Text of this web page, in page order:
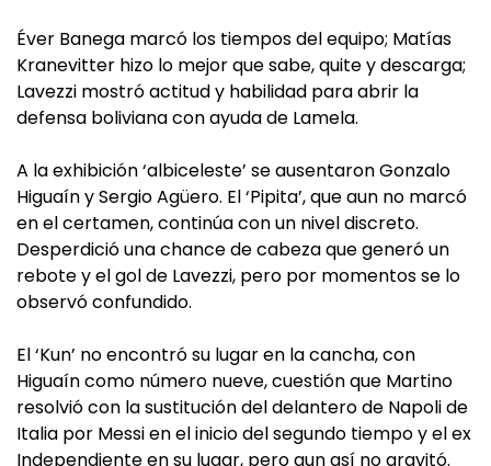
Éver Banega marcó los tiempos del equipo; Matías
Kranevitter hizo lo mejor que sabe, quite y descarga;
Lavezzi mostró actitud y habilidad para abrir la
defensa boliviana con ayuda de Lamela.
A la exhibición ‘albiceleste’ se ausentaron Gonzalo
Higuaín y Sergio Agüero. El ‘Pipita’, que aun no marcó
en el certamen, continúa con un nivel discreto.
Desperdició una chance de cabeza que generó un
rebote y el gol de Lavezzi, pero por momentos se lo
observó confundido.
El ‘Kun’ no encontró su lugar en la cancha, con
Higuaín como número nueve, cuestión que Martino
resolvió con la sustitución del delantero de Napoli de
Italia por Messi en el inicio del segundo tiempo y el ex
Independiente en su lugar, pero aun así no gravitó.